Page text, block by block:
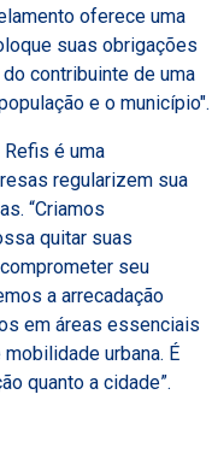
oferece uma
suas obrigações
contribuinte de uma
e o município".
é uma
regularizem sua
“Criamos
quitar suas
seu
a arrecadação
em áreas essenciais
urbana. É
quanto a cidade”.